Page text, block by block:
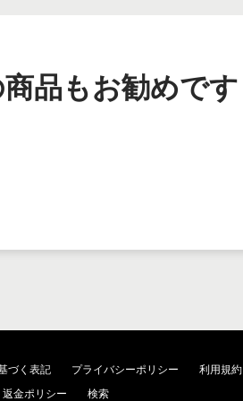
品もお勧めです
づく表記 プライバシーポリシー 利用規約
返金ポリシー
検索